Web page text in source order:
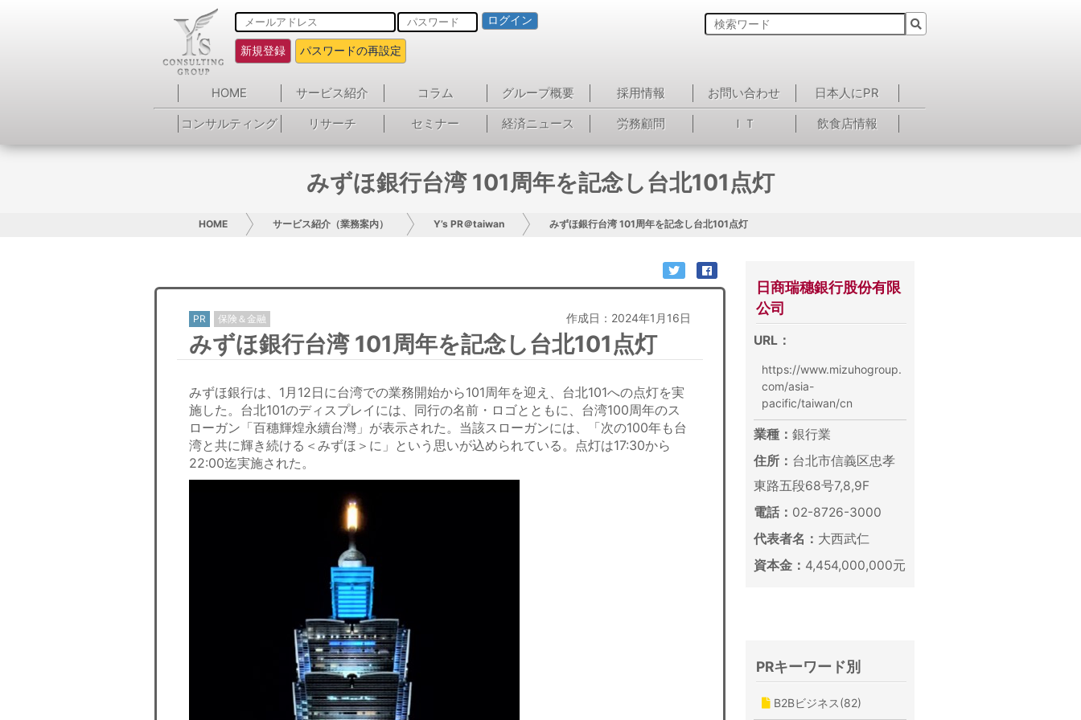
ログイン
新規登録 パスワードの再設定
HOME サービス紹介 コラム グループ概要 採用情報 お問い合わせ
日本人にPR
コンサルティング
リサーチ セミナー 経済ニュース 労務顧問 ＩＴ 飲食店情報
みずほ銀行台湾 101周年を記念し台北101点灯
HOME サービス紹介（業務案内） Y’s PR＠taiwan みずほ銀行台湾 101周年を記念し台北101点灯
PR 保険＆金融 作成日：2024年1月16日
みずほ銀行台湾 101周年を記念し台北101点灯
みずほ銀行は、1月12日に台湾での業務開始から101周年を迎え、台北101への点灯を実
施した。台北101のディスプレイには、同行の名前・ロゴとともに、台湾100周年のス
ローガン「百穗輝煌永續台灣」が表示された。当該スローガンには、「次の100年も台
湾と共に輝き続ける＜みずほ＞に」という思いが込められている。点灯は17:30から
22:00迄実施された。
日商瑞穗銀行股份有限
公司
URL：
https://www.mizuhogroup.
com/asia-
pacific/taiwan/cn
業種： 銀行業
住所： 台北市信義区忠孝
東路五段68号7,8,9F
電話： 02-8726-3000
代表者名： 大西武仁
資本金： 4,454,000,000元
PRキーワード別
B2Bビジネス(82)